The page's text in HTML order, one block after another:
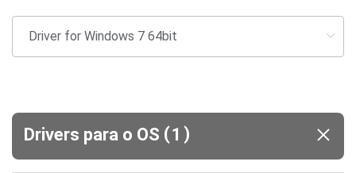
Drivers para o OS (1 )